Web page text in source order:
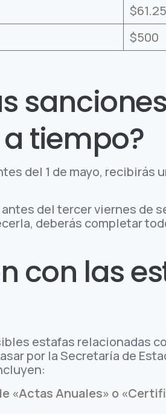
$61.25
$500
tiempo?
del 1 de mayo, recibirás
del tercer viernes de
deberás completar
con las
estafas relacionadas
por la Secretaría de
«Actas Anuales» o